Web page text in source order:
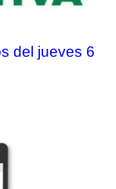
del jueves 6